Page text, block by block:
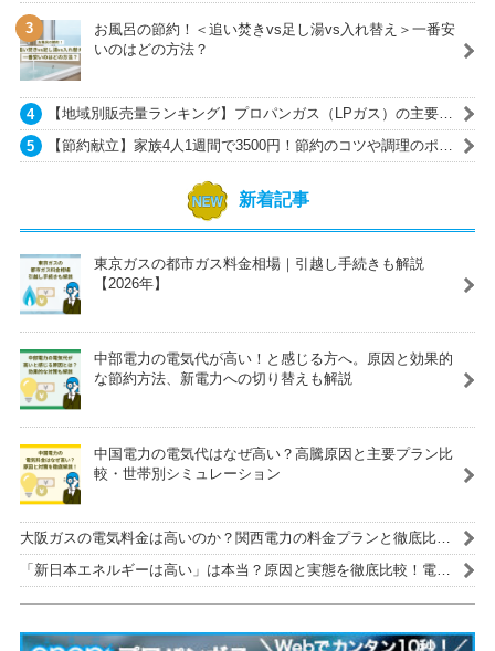
お風呂の節約！＜追い焚きvs足し湯vs入れ替え＞一番安
いのはどの方法？
【地域別販売量ランキング】プロパンガス（LPガス）の主要ガ
ス会社一覧
【節約献立】家族4人1週間で3500円！節約のコツや調理のポイ
ントも紹介
新着記事
東京ガスの都市ガス料金相場｜引越し手続きも解説
【2026年】
中部電力の電気代が高い！と感じる方へ。原因と効果的
な節約方法、新電力への切り替えも解説
中国電力の電気代はなぜ高い？高騰原因と主要プラン比
較・世帯別シミュレーション
大阪ガスの電気料金は高いのか？関西電力の料金プランと徹底比
較！
「新日本エネルギーは高い」は本当？原因と実態を徹底比較！電気
代を安くする解決策も紹介